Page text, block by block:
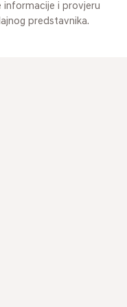
informacije i provjeru
predstavnika.